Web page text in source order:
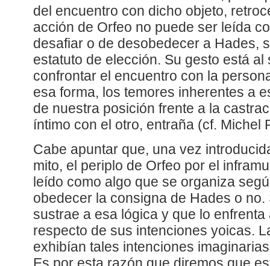
del encuentro con dicho objeto,
acción de Orfeo no puede ser leída
desafiar o de desobedecer a Hades,
estatuto de elección. Su gesto está al
confrontar el encuentro con la
esa forma, los temores inherentes a
de nuestra posición frente a la
íntimo con el otro, entraña (cf. Michel
Cabe apuntar que, una vez
mito, el periplo de Orfeo por el
leído como algo que se organiza
obedecer la consigna de Hades o
sustrae a esa lógica y que lo
respecto de sus intenciones yoicas.
exhibían tales intenciones